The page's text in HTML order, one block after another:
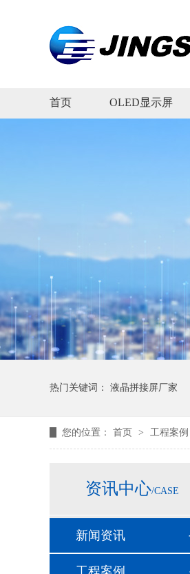
首页 OLED显示屏
热门关键词： 液晶拼接屏厂家
您的位置： 首页 > 工程案例
资讯中心/CASE
新闻资讯
工程案例